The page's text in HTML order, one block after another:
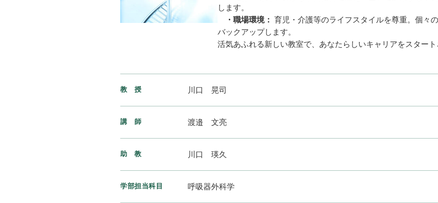
します。
・職場環境： 育児・介護等のライフスタイルを尊重。個々
バックアップします。
活気あふれる新しい教室で、あなたらしいキャリアをスター
教 授 川口 晃司
講 師 渡邉 文亮
助 教 川口 瑛久
学部担当科目 呼吸器外科学